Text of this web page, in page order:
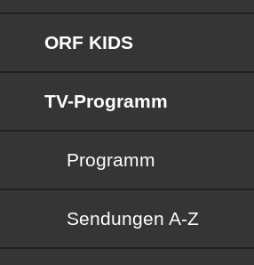
ORF KIDS
TV-Programm
Programm
Sendungen von A bis Z
Sendungen A-Z